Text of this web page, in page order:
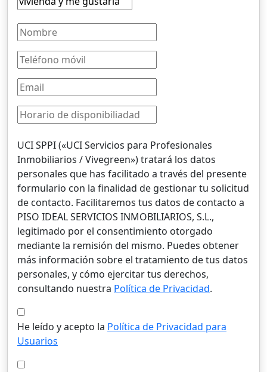
UCI SPPI («UCI Servicios para Profesionales
Inmobiliarios / Vivegreen») tratará los datos
personales que has facilitado a través del presente
formulario con la finalidad de gestionar tu solicitud
de contacto. Facilitaremos tus datos de contacto a
PISO IDEAL SERVICIOS INMOBILIARIOS, S.L.,
legitimado por el consentimiento otorgado
mediante la remisión del mismo. Puedes obtener
más información sobre el tratamiento de tus datos
personales, y cómo ejercitar tus derechos,
consultando nuestra Política de Privacidad.
He leído y acepto la Política de Privacidad para
Usuarios